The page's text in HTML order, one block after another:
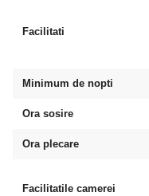
Facilitati
Minimum de nopti
Ora sosire
Ora plecare
Facilitatile camerei